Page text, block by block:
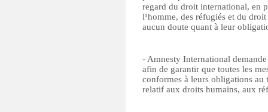
regard du droit international, en
l¹homme, des réfugiés et du
aucun doute quant à leur
- Amnesty International
afin de garantir que toutes les
conformes à leurs obligations
relatif aux droits humains, aux